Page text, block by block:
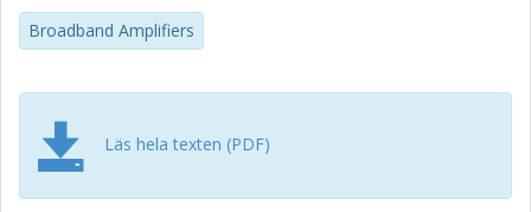
Broadband Amplifiers
Läs hela texten (PDF)